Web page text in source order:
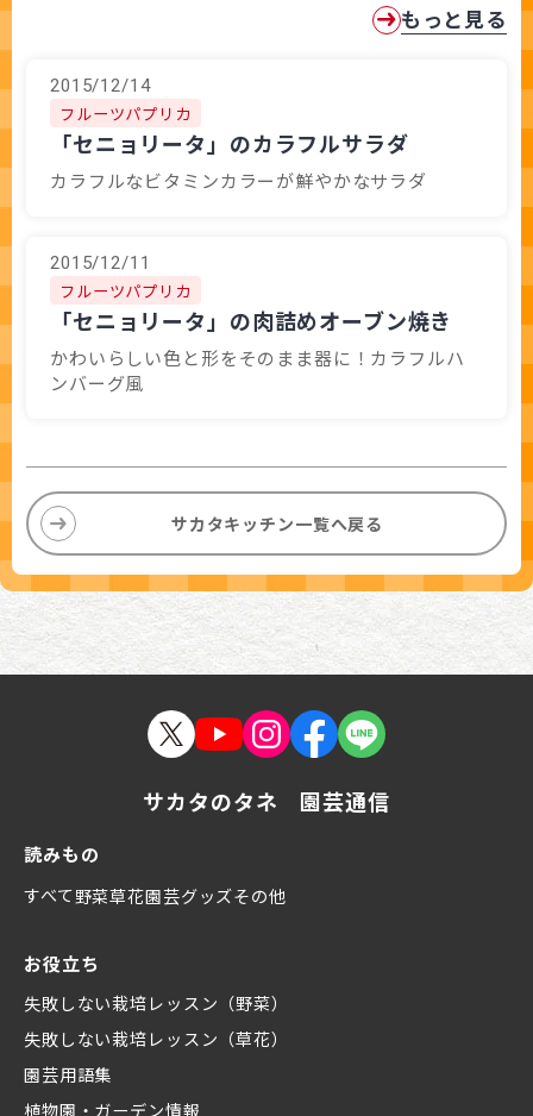
もっと見る
2015/12/14
フルーツパプリカ
「セニョリータ」のカラフルサラダ
カラフルなビタミンカラーが鮮やかなサラダ
2015/12/11
フルーツパプリカ
「セニョリータ」の肉詰めオーブン焼き
かわいらしい色と形をそのまま器に！カラフルハ
ンバーグ風
サカタキッチン一覧へ戻る
サカタのタネ 園芸通信
読みもの
すべて野菜草花園芸グッズその他
お役立ち
失敗しない栽培レッスン（野菜）
失敗しない栽培レッスン（草花）
園芸用語集
植物園・ガーデン情報